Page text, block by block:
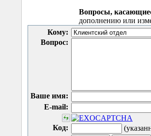
Вопросы,
дополнению или
Кому:
Вопрос:
Ваше имя:
E-mail:
Код: